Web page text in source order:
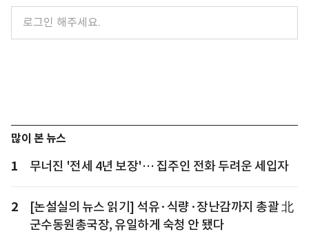
많이 본 뉴스
1 무너진 '전세 4년 보장'… 집주인 전화 두려운 세입자
2
[논설실의 뉴스 읽기] 석유·식량·장난감까지 총괄 北
군수동원총국장, 유일하게 숙청 안 됐다